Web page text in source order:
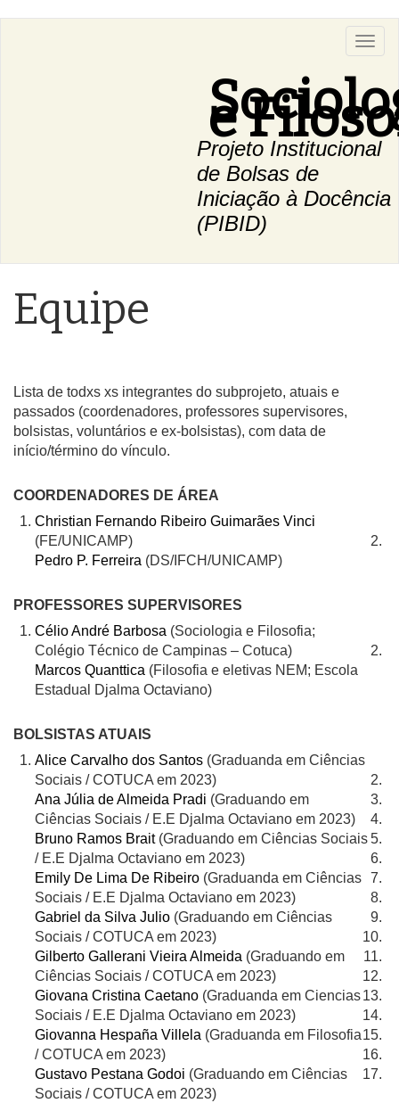
e
Projeto Institucional
de Bolsas de
Iniciação à Docência
(PIBID)
Equipe
Lista de todxs xs integrantes do subprojeto, atuais e
passados (coordenadores, professores supervisores,
bolsistas, voluntários e ex-bolsistas), com data de
início/término do vínculo.
COORDENADORES DE ÁREA
Christian Fernando Ribeiro Guimarães Vinci
(FE/UNICAMP)
Pedro P. Ferreira (DS/IFCH/UNICAMP)
PROFESSORES SUPERVISORES
Célio André Barbosa (Sociologia e Filosofia;
Colégio Técnico de Campinas – Cotuca)
Marcos Quanttica (Filosofia e eletivas NEM; Escola
Estadual Djalma Octaviano)
BOLSISTAS ATUAIS
Alice Carvalho dos Santos (Graduanda em Ciências
Sociais / COTUCA em 2023)
Ana Júlia de Almeida Pradi (Graduando em
Ciências Sociais / E.E Djalma Octaviano em 2023)
Bruno Ramos Brait(Graduando em Ciências Sociais
/ E.E Djalma Octaviano em 2023)
Emily De Lima De Ribeiro (Graduanda em Ciências
Sociais / E.E Djalma Octaviano em 2023)
Gabriel da Silva Julio (Graduando em Ciências
Sociais / COTUCA em 2023)
Gilberto Gallerani Vieira Almeida (Graduando em
Ciências Sociais / COTUCA em 2023)
Giovana Cristina Caetano (Graduanda em Ciencias
Sociais / E.E Djalma Octaviano em 2023)
Giovanna Hespaña Villela (Graduanda em Filosofia
/ COTUCA em 2023)
Gustavo Pestana Godoi (Graduando em Ciências
Sociais / COTUCA em 2023)